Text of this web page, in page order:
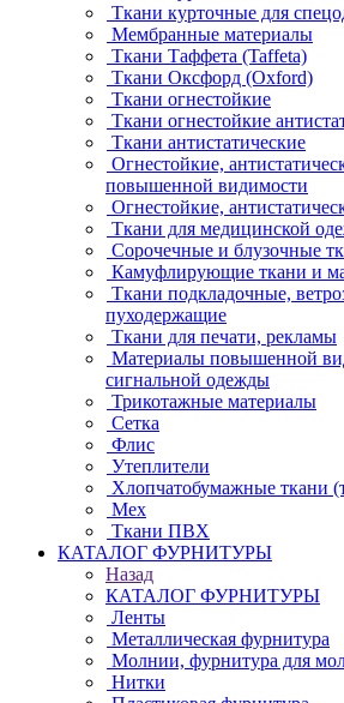
Ткани курточные для
Мембранные материалы
Ткани Таффета (Taffeta)
Ткани Оксфорд (Oxford)
Ткани огнестойкие
Ткани огнестойкие
Ткани антистатические
Огнестойкие,
повышенной видимости
Огнестойкие,
Ткани для медицинской
Сорочечные и блузочные
Камуфлирующие ткани и
Ткани подкладочные,
пуходержащие
Ткани для печати, рекламы
Материалы повышенной
сигнальной одежды
Трикотажные материалы
Сетка
Флис
Утеплители
Хлопчатобумажные ткани
Мех
Ткани ПВХ
КАТАЛОГ ФУРНИТУРЫ
Назад
КАТАЛОГ ФУРНИТУРЫ
Ленты
Металлическая фурнитура
Молнии, фурнитура для
Нитки